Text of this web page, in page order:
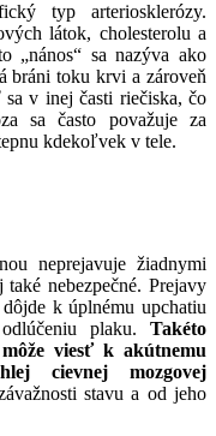
typ arteriosklerózy.
látok, cholesterolu a
„nános“ sa nazýva ako
bráni toku krvi a zároveň
v inej časti riečiska, čo
sa často považuje za
kdekoľvek v tele.
neprejavuje žiadnymi
nebezpečné. Prejavy
k úplnému upchatiu
plaku. Takéto
viesť k akútnemu
cievnej mozgovej
stavu a od jeho